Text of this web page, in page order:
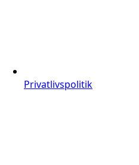
Privatlivspolitik